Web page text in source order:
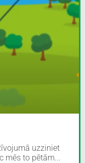
uzziniet
mēs to pētām...